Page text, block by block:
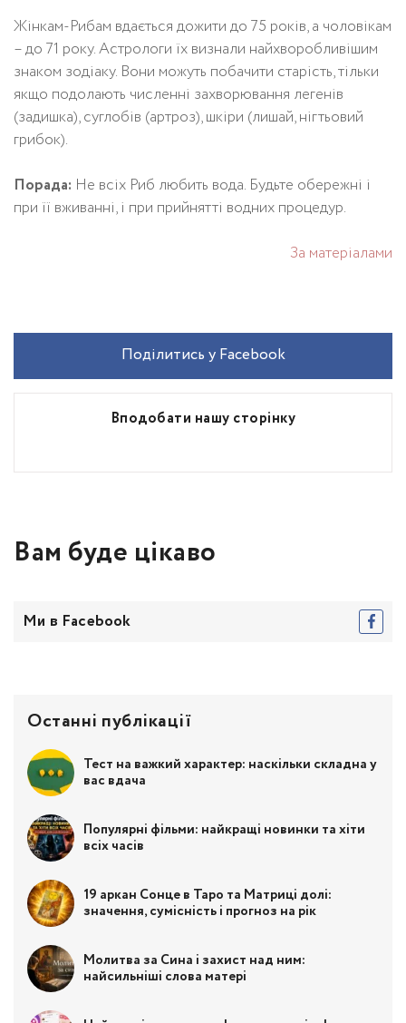
Жінкам-Рибам вдається дожити до 75 років, а чоловікам
– до 71 року. Астрологи їх визнали найхворобливішим
знаком зодіаку. Вони можуть побачити старість, тільки
якщо подолають численні захворювання легенів
(задишка), суглобів (артроз), шкіри (лишай, нігтьовий
грибок).
Порада: Не всіх Риб любить вода. Будьте обережні і
при її вживанні, і при прийнятті водних процедур.
За матеріалами
Вподобати нашу сторінку
Поділитись у Facebook
Вам буде цікаво
Ми в Facebook
Останні публікації
Тест на важкий характер: наскільки складна у
вас вдача
Популярні фільми: найкращі новинки та хіти
всіх часів
19 аркан Сонце в Таро та Матриці долі:
значення, сумісність і прогноз на рік
Молитва за Сина і захист над ним:
найсильніші слова матері